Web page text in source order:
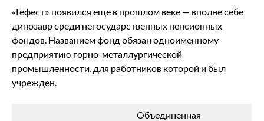
«Гефест» появился еще в прошлом веке ― вполне себе
динозавр среди негосударственных пенсионных
фондов. Названием фонд обязан одноименному
предприятию горно-металлургической
промышленности, для работников которой и был
учрежден.
Объединенная